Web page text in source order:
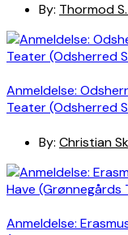
By: Thormod
Anmeldelse:
Teater (Odsherred
By: Christian
Anmeldelse: